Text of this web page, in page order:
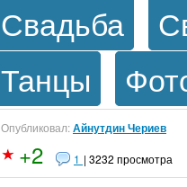
Свадьба
Танцы
Опубликовал:Айнутдин Чериев
+2 1 | 3232 просмотра